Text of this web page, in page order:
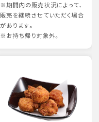
※期間内の販売状況によって、
販売を継続させていただく場合
があります。
※お持ち帰り対象外。